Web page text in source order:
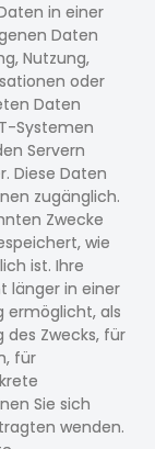
in einer
Daten
Nutzung,
oder
Daten
Systemen
Servern
Diese Daten
zugänglich.
Zwecke
wie
ist. Ihre
länger in einer
ermöglicht, als
des Zwecks, für
für
Sie sich
wenden.